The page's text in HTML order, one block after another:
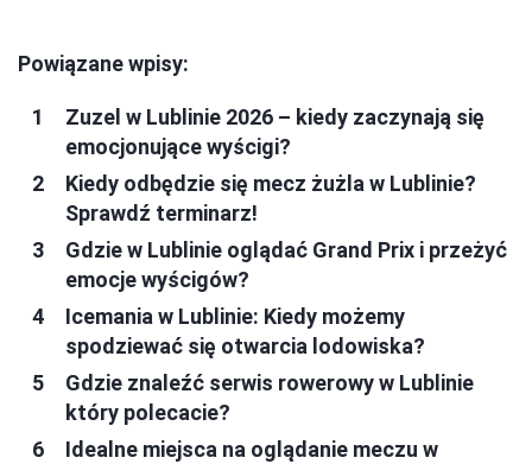
Powiązane wpisy:
Zuzel w Lublinie 2026 – kiedy zaczynają się
emocjonujące wyścigi?
Kiedy odbędzie się mecz żużla w Lublinie?
Sprawdź terminarz!
Gdzie w Lublinie oglądać Grand Prix i przeżyć
emocje wyścigów?
Icemania w Lublinie: Kiedy możemy
spodziewać się otwarcia lodowiska?
Gdzie znaleźć serwis rowerowy w Lublinie
który polecacie?
Idealne miejsca na oglądanie meczu w